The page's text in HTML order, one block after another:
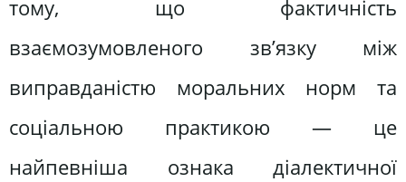
тому, що фактичність
взаємозумовленого зв’язку між
виправданістю моральних норм та
соціальною практикою — це
найпевніша ознака діалектичної